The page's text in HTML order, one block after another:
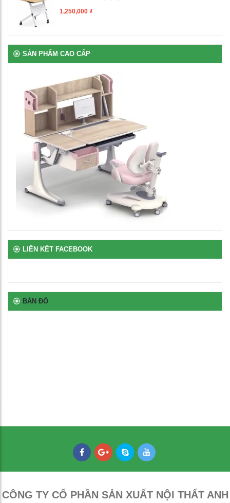
Bàn giáo viên có hộc ngăn kéo
3,560,000₫
Bàn để máy tính 2 chỗ chân sắt
2,650,000₫
Bàn ghế bán trú rời gỗ tự nhiên phủ vernia
100₫
100₫
SẢN PHẨM CAO CẤP
LIÊN KẾT FACEBOOK
BẢN ĐỒ
CÔNG TY CỔ PHẦN SẢN XUẤT NỘI THẤT ANH